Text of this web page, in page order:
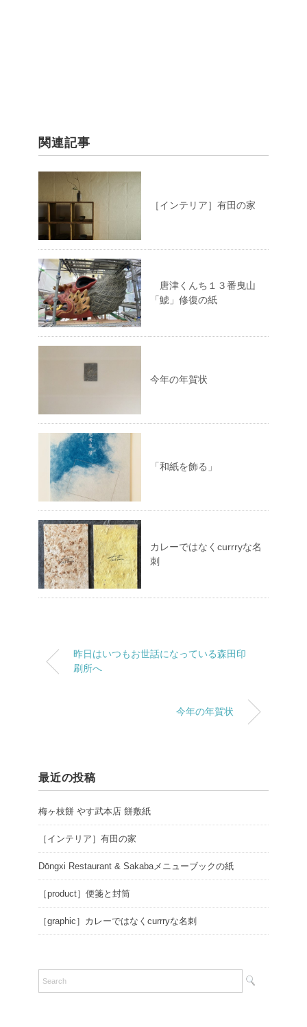
関連記事
［インテリア］有田の家
唐津くんち１３番曳山
「鯱」修復の紙
今年の年賀状
「和紙を飾る」
カレーではなくcurrryな名
刺
昨日はいつもお世話になっている森田印
刷所へ
今年の年賀状
最近の投稿
梅ヶ枝餅 やす武本店 餅敷紙
［インテリア］有田の家
Dōngxi Restaurant & Sakabaメニューブックの紙
［product］便箋と封筒
［graphic］カレーではなくcurrryな名刺